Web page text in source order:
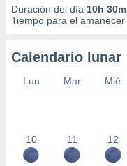
Duración del día 10h 30m
Tiempo para el amanecer
Calendario lunar
Lun Mar Mié
10 11 12